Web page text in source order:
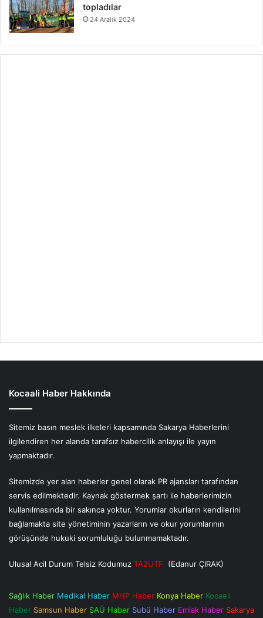
topladılar
24 Aralık 2024
Kocaali Haber Hakkında
Sitemiz basın meslek ilkeleri kapsamında Sakarya Haberlerini
ilgilendiren her alanda tarafsız habercilik anlayışı ile yayın
yapmaktadır.
Sitemizde yer alan haberler genel olarak PR ajansları tarafından
servis edilmektedir. Kaynak göstermek şartı ile haberlerimizin
kullanılmasında bir sakınca yoktur. Yorumlar okurların kendilerini
bağlamakta site yönetiminin yazarların ve okur yorumlarının
görüşünde hukuki sorumluluğu bulunmamaktadır.
Ulusal Acil Durum Telsiz Kodumuz TA2UTF (Edanur ÇIRAK)
Sağlık Haber Medikal Haber MHP Haber Konya Haber Kocaeli
Haber Samsun Haber SAÜ Haber Subü Haber Emlak Haber Sakarya